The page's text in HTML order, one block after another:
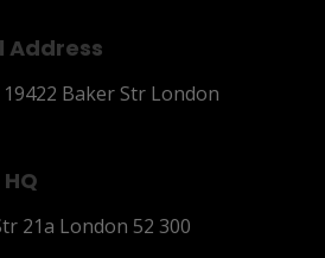
Address
19422 Baker Str London
21a London 52 300